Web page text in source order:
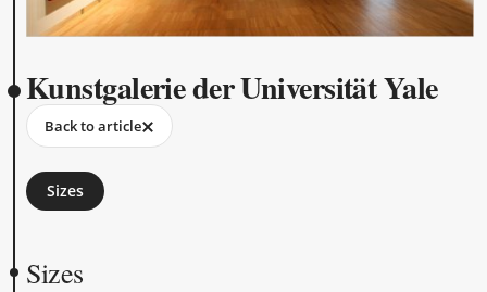
Kunstgalerie der Universität Yale
Back to article
Sizes
Sizes